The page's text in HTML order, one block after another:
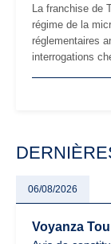
La franchise de
régime de la
réglementaires
interrogations
facturation ou
06/08/2026
Voyanza